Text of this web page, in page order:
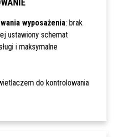
wyposażenia: brak
ustawiony schemat
i maksymalne
do kontrolowania